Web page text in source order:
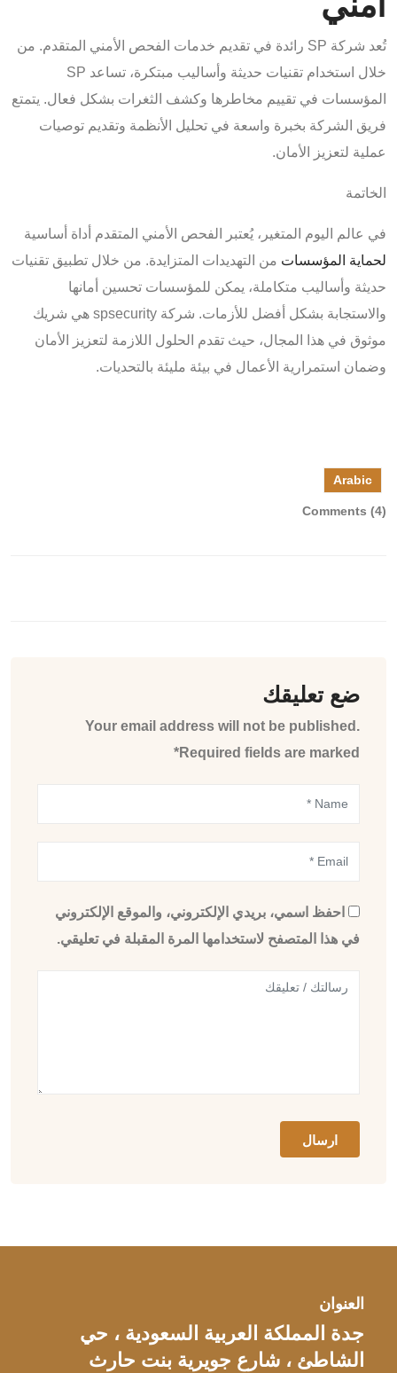
تُعد شركة SP رائدة في تقديم خدمات الفحص الأمني المتقدم. من
خلال استخدام تقنيات حديثة وأساليب مبتكرة، تساعد SP
المؤسسات في تقييم مخاطرها وكشف الثغرات بشكل فعال. يتمتع
فريق الشركة بخبرة واسعة في تحليل الأنظمة وتقديم توصيات
عملية لتعزيز الأمان.
الخاتمة
في عالم اليوم المتغير، يُعتبر الفحص الأمني المتقدم أداة أساسية
لحماية المؤسسات من التهديدات المتزايدة. من خلال تطبيق تقنيات
حديثة وأساليب متكاملة، يمكن للمؤسسات تحسين أمانها
والاستجابة بشكل أفضل للأزمات. شركة spsecurity هي شريك
موثوق في هذا المجال، حيث تقدم الحلول اللازمة لتعزيز الأمان
وضمان استمرارية الأعمال في بيئة مليئة بالتحديات.
Arabic
Comments (4)
ضع تعليقك
Your email address will not be published.
Required fields are marked*
احفظ اسمي، بريدي الإلكتروني، والموقع الإلكتروني
في هذا المتصفح لاستخدامها المرة المقبلة في تعليقي.
العنوان
جدة المملكة العربية السعودية ، حي
الشاطئ ، شارع جويرية بنت حارث